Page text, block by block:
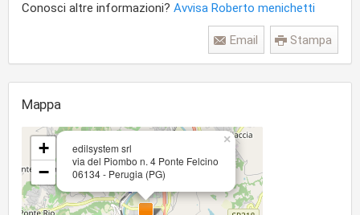
Conosci altre informazioni? Avvisa Roberto menichetti
Stampa
Email
Mappa
edilsystem srl
via del Piombo n. 4 Ponte Felcino
06134 - Perugia (PG)
×
+
−